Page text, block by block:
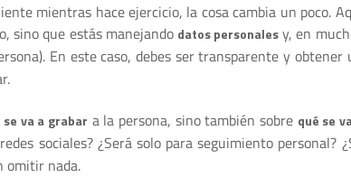
mientras hace ejercicio, la cosa cambia un poco.
sino que estás manejando datos personalesy, en
En este caso, debes ser transparente y obtener
se va a grabar a la persona, sino también sobre qué se
sociales? ¿Será solo para seguimiento personal?
omitir nada.